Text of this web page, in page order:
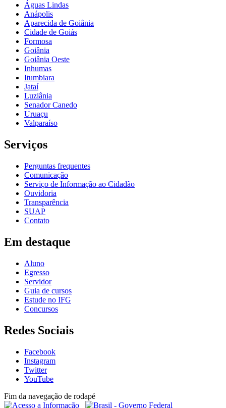
Águas Lindas
Anápolis
Aparecida de Goiânia
Cidade de Goiás
Formosa
Goiânia
Goiânia Oeste
Inhumas
Itumbiara
Jataí
Luziânia
Senador Canedo
Uruaçu
Valparaíso
Serviços
Perguntas frequentes
Comunicação
Serviço de Informação ao Cidadão
Ouvidoria
Transparência
SUAP
Contato
Em destaque
Aluno
Egresso
Servidor
Guia de cursos
Estude no IFG
Concursos
Redes Sociais
Facebook
Instagram
Twitter
YouTube
Fim da navegação de rodapé